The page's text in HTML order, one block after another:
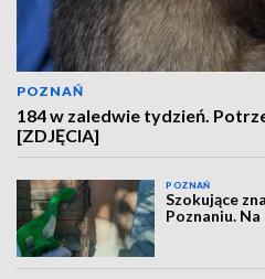
POZNAŃ
184 w zaledwie tydzień.
[ZDJĘCIA]
POZNAŃ
Szokujące
Poznaniu.